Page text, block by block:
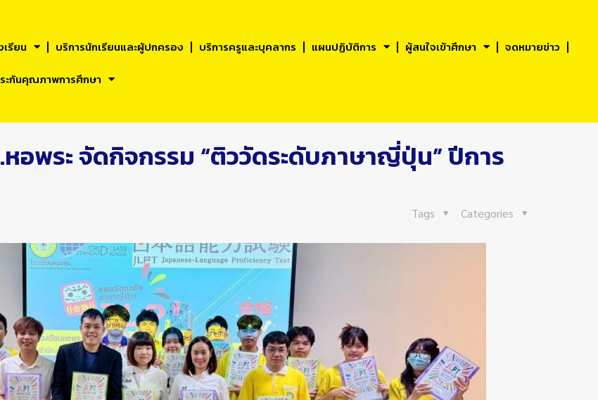
รียน บริการนักเรียนและผูัปกครอง บริการครูและบุคลากร แผนปฏิบัติการ ผู้สนใจเข้าศึกษา
จดหมายข่าว
ะกันคุณภาพการศึกษา
อพระ จัดกิจกรรม “ติววัดระดับภาษาญี่ปุ่น” ปีการ
Categories
Tags